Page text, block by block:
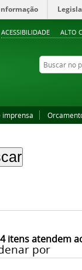
ACESSIBILIDADE ALTO
Buscar no
imprensa
itens atendem
por